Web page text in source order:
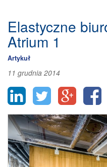
Elastyczne
Atrium 1
Artykuł
11 grudnia 2014